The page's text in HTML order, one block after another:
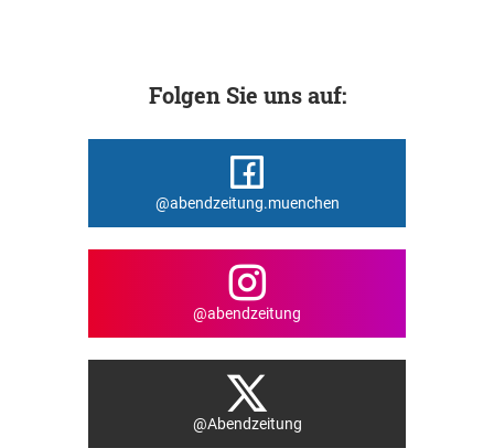
Folgen Sie uns auf:
@abendzeitung.muenchen
@abendzeitung
@Abendzeitung